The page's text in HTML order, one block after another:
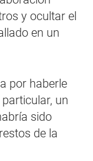
y ocultar el
en un
por haberle
un
sido
de la